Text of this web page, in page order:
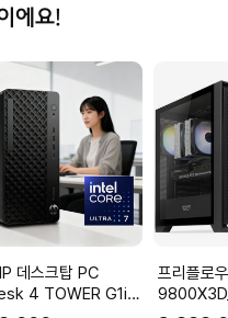
에요!
4 TOWER G1i
프리플로우 라이